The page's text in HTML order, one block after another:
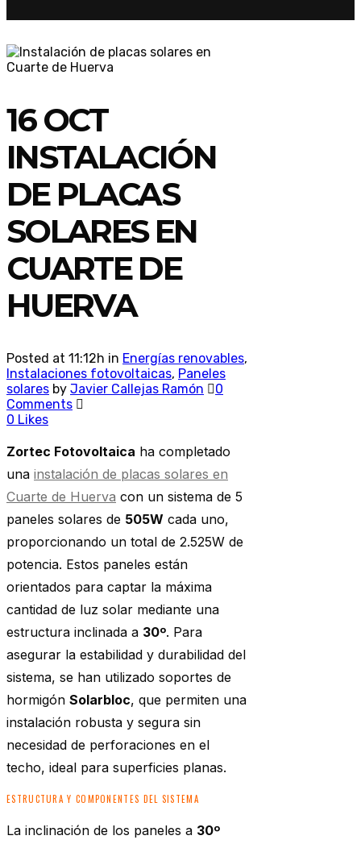
16 OCT
INSTALACIÓN
DE PLACAS
SOLARES EN
CUARTE DE
HUERVA
Posted at 11:12h in Energías renovables,
Instalaciones fotovoltaicas, Paneles
solares by Javier Callejas Ramón
0
Comments
0 Likes
Zortec Fotovoltaica ha completado
una instalación de placas solares en
Cuarte de Huerva con un sistema de 5
paneles solares de 505W cada uno,
proporcionando un total de 2.525W de
potencia. Estos paneles están
orientados para captar la máxima
cantidad de luz solar mediante una
estructura inclinada a 30º. Para
asegurar la estabilidad y durabilidad del
sistema, se han utilizado soportes de
hormigón Solarbloc, que permiten una
instalación robusta y segura sin
necesidad de perforaciones en el
techo, ideal para superficies planas.
ESTRUCTURA Y COMPONENTES DEL SISTEMA
La inclinación de los paneles a 30º